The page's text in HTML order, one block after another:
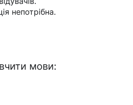
непотрібна.
мови: